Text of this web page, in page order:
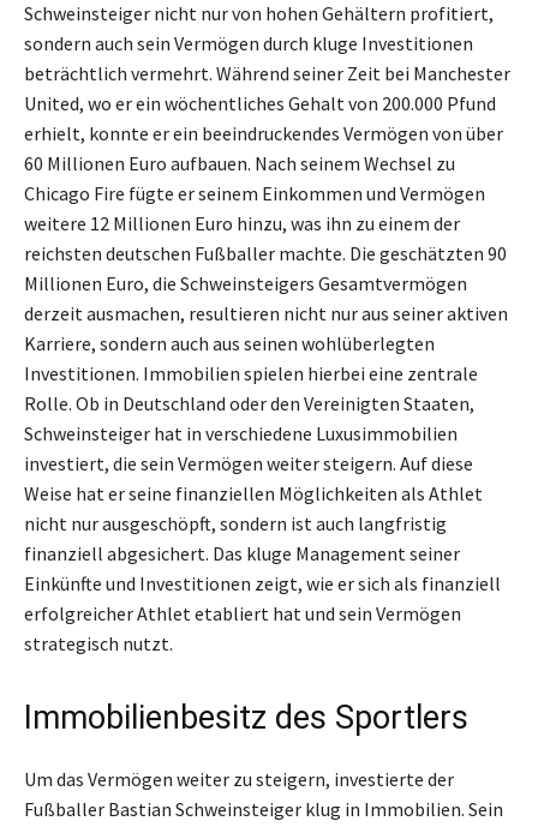
Schweinsteiger nicht nur von hohen Gehältern profitiert,
sondern auch sein Vermögen durch kluge Investitionen
beträchtlich vermehrt. Während seiner Zeit bei Manchester
United, wo er ein wöchentliches Gehalt von 200.000 Pfund
erhielt, konnte er ein beeindruckendes Vermögen von über
60 Millionen Euro aufbauen. Nach seinem Wechsel zu
Chicago Fire fügte er seinem Einkommen und Vermögen
weitere 12 Millionen Euro hinzu, was ihn zu einem der
reichsten deutschen Fußballer machte. Die geschätzten 90
Millionen Euro, die Schweinsteigers Gesamtvermögen
derzeit ausmachen, resultieren nicht nur aus seiner aktiven
Karriere, sondern auch aus seinen wohlüberlegten
Investitionen. Immobilien spielen hierbei eine zentrale
Rolle. Ob in Deutschland oder den Vereinigten Staaten,
Schweinsteiger hat in verschiedene Luxusimmobilien
investiert, die sein Vermögen weiter steigern. Auf diese
Weise hat er seine finanziellen Möglichkeiten als Athlet
nicht nur ausgeschöpft, sondern ist auch langfristig
finanziell abgesichert. Das kluge Management seiner
Einkünfte und Investitionen zeigt, wie er sich als finanziell
erfolgreicher Athlet etabliert hat und sein Vermögen
strategisch nutzt.
Immobilienbesitz des Sportlers
Um das Vermögen weiter zu steigern, investierte der
Fußballer Bastian Schweinsteiger klug in Immobilien. Sein